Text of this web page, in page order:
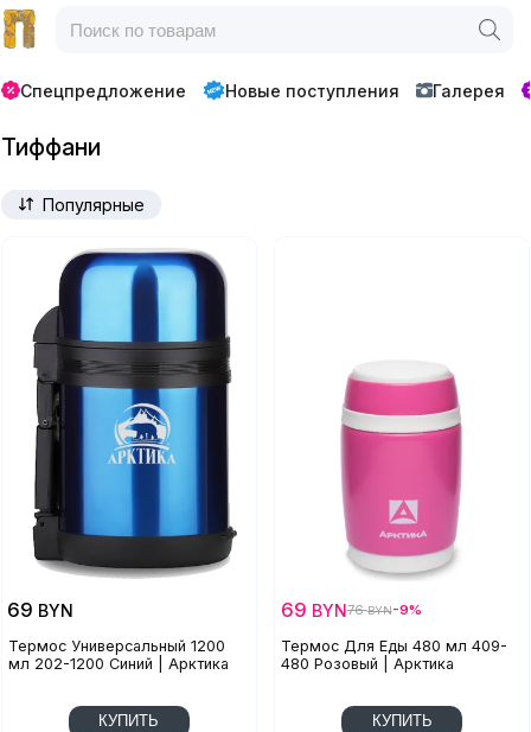
Спецпредложение Новые поступления Галерея
Тиффани
Популярные
Термос Универсальный 1200
мл 202-1200 Синий | Арктика
69 BYN
КУПИТЬ
Термос Для Еды 480 мл 409-
480 Розовый | Арктика
69 BYN76BYN-9%
КУПИТЬ